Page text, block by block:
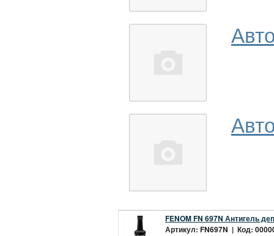
FENOM FN 697N Антигель
Артикул: FN697N | Код: